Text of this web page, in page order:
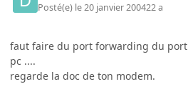
Posté(e) le 20 janvier 200422 a
faut faire du port forwarding du
pc ....
regarde la doc de ton modem.